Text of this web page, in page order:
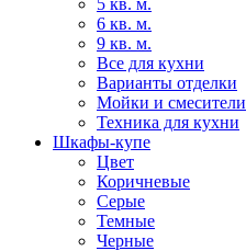
5 кв. м.
6 кв. м.
9 кв. м.
Все для кухни
Варианты отделки
Мойки и смесители
Техника для кухни
Шкафы-купе
Цвет
Коричневые
Серые
Темные
Черные